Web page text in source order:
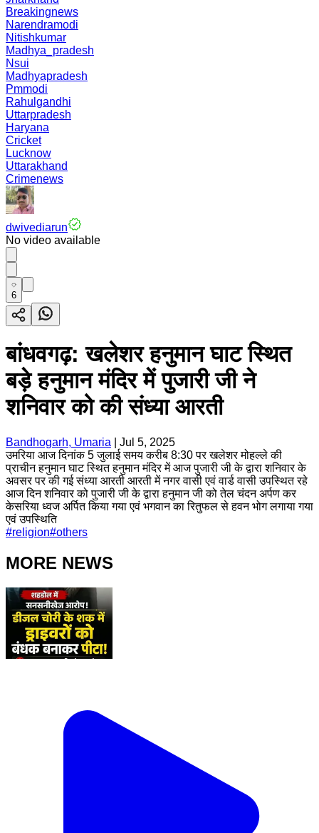
Breakingnews
Narendramodi
Nitishkumar
Madhya_pradesh
Nsui
Madhyapradesh
Pmmodi
Rahulgandhi
Uttarpradesh
Haryana
Cricket
Lucknow
Uttarakhand
Crimenews
dwivediarun
No video available
6
बांधवगढ़: खलेशर हनुमान घाट स्थित
बड़े हनुमान मंदिर में पुजारी जी ने
शनिवार को की संध्या आरती
Bandhogarh, Umaria
Jul 5, 2025
उमरिया आज दिनांक 5 जुलाई समय करीब 8:30 पर खलेशर मोहल्ले की
प्राचीन हनुमान घाट स्थित हनुमान मंदिर में आज पुजारी जी के द्वारा शनिवार के
अवसर पर की गई संध्या आरती आरती में नगर वासी एवं वार्ड वासी उपस्थित रहे
आज दिन शनिवार को पुजारी जी के द्वारा हनुमान जी को तेल चंदन अर्पण कर
केसरिया ध्वज अर्पित किया गया एवं भगवान का रितुफल से हवन भोग लगाया गया
एवं उपस्थिति
#religion#others
MORE NEWS